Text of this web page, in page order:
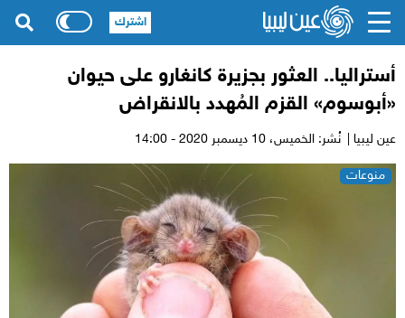
أستراليا.. العثور بجزيرة كانغارو على حيوان
«أبوسوم» القزم المُهدد بالانقراض
عين ليبيا | نُشر: الخميس،
منوعات
اشترك